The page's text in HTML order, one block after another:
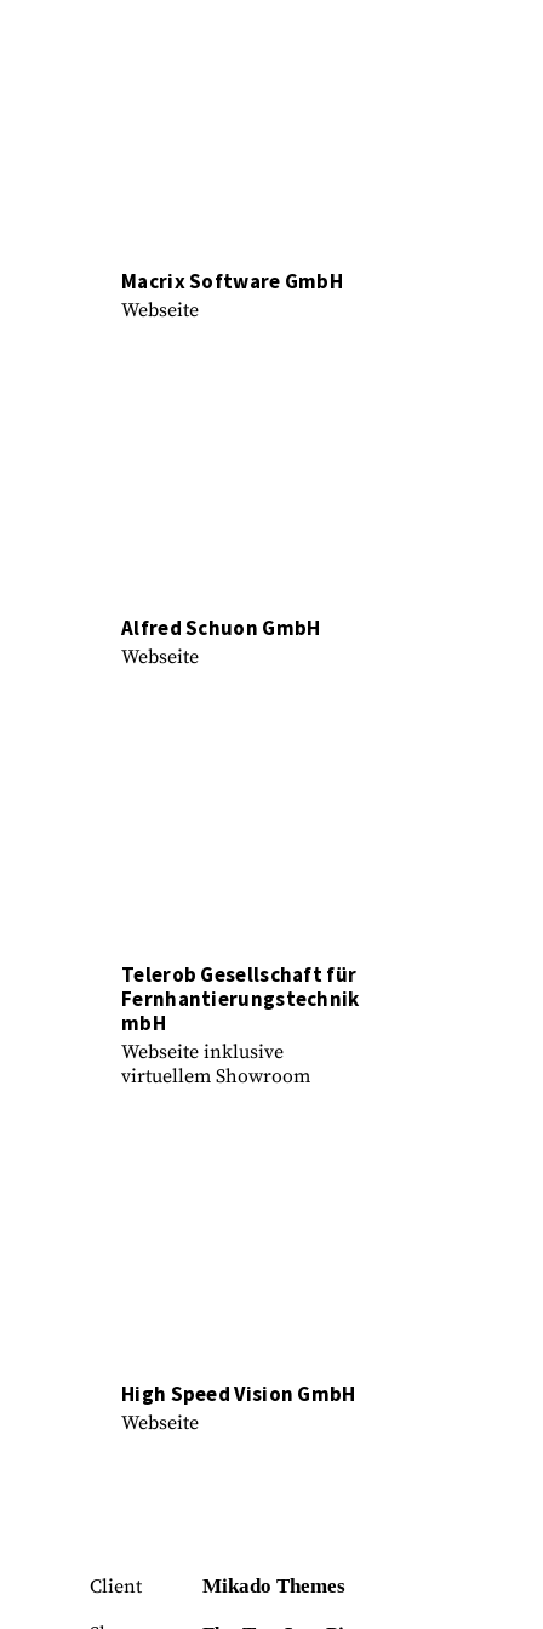
Macrix Software GmbH
Webseite
Alfred Schuon GmbH
Webseite
Telerob Gesellschaft für
Fernhantierungstechnik
mbH
Webseite inklusive
virtuellem Showroom
High Speed Vision GmbH
Webseite
Client Mikado Themes